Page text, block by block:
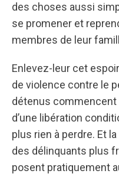
des choses aussi
se promener et
membres de leur
Enlevez-leur cet
de violence contre le
détenus commencent
d’une libération
plus rien à perdre. Et
des délinquants plus
posent pratiquement